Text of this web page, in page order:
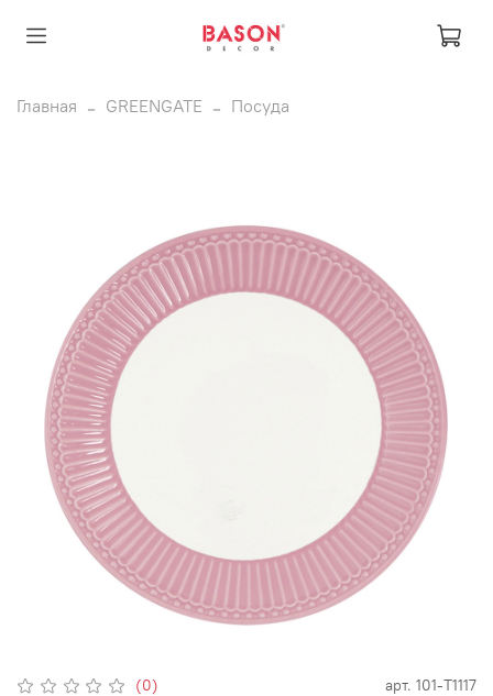
Главная GREENGATE Посуда
(0) арт. 101-Т1117